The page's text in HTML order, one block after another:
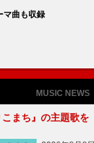
マ曲も収録
MUSIC NEWS
まち』の主題歌を